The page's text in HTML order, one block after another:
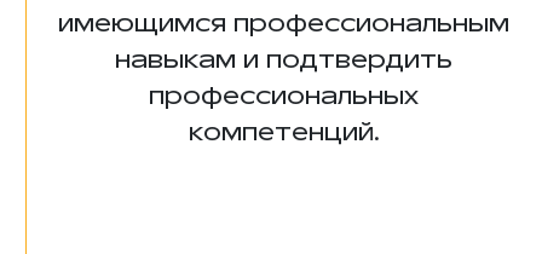
имеющимся профессиональным
навыкам и подтвердить
профессиональных
компетенций.